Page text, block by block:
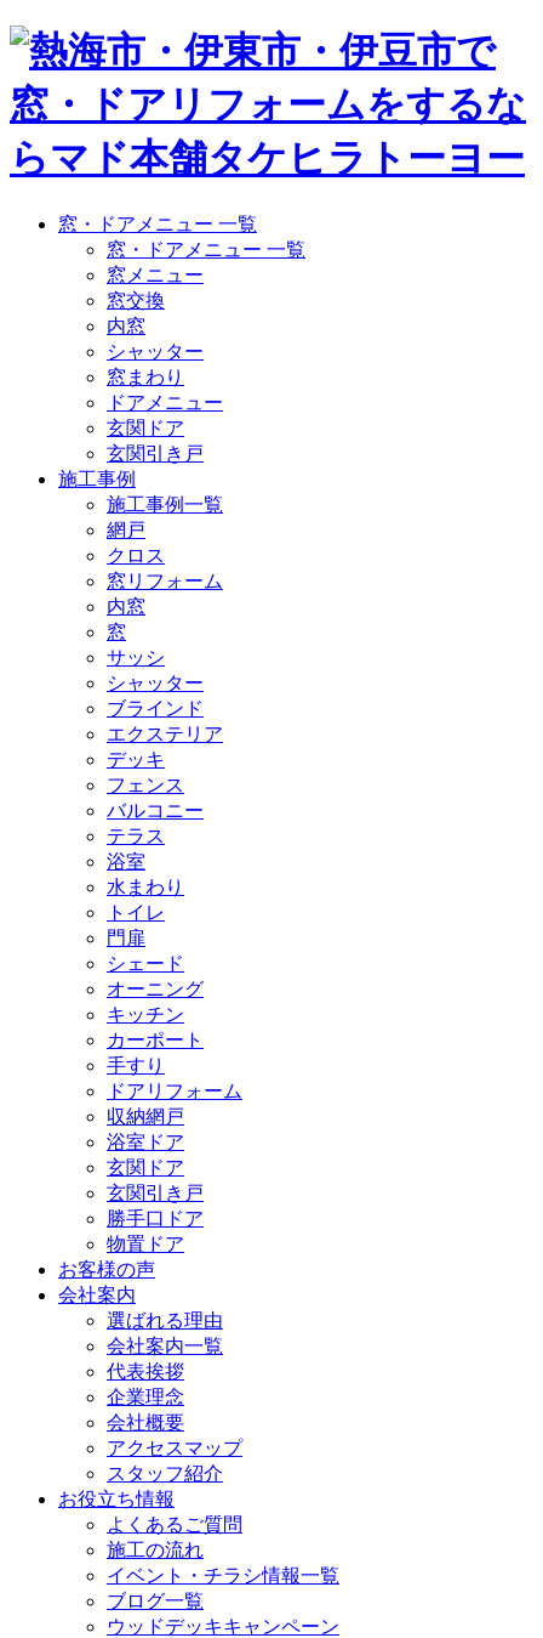
窓・ドアメニュー 一覧
窓・ドアメニュー 一覧
窓メニュー
窓交換
内窓
シャッター
窓まわり
ドアメニュー
玄関ドア
玄関引き戸
施工事例
施工事例一覧
網戸
クロス
窓リフォーム
内窓
窓
サッシ
シャッター
ブラインド
エクステリア
デッキ
フェンス
バルコニー
テラス
浴室
水まわり
トイレ
門扉
シェード
オーニング
キッチン
カーポート
手すり
ドアリフォーム
収納網戸
浴室ドア
玄関ドア
玄関引き戸
勝手口ドア
物置ドア
お客様の声
会社案内
選ばれる理由
会社案内一覧
代表挨拶
企業理念
会社概要
アクセスマップ
スタッフ紹介
お役立ち情報
よくあるご質問
施工の流れ
イベント・チラシ情報一覧
ブログ一覧
ウッドデッキキャンペーン